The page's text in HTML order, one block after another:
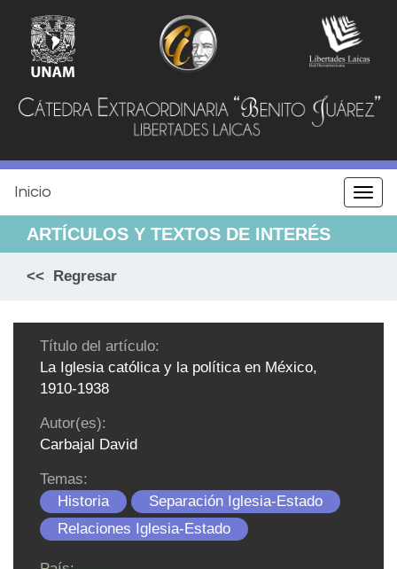
navigation
Inicio
ARTÍCULOS Y TEXTOS DE INTERÉS
<< Regresar
Título del artículo:
La Iglesia católica y la política en México,
1910-1938
Autor(es):
Carbajal David
Temas:
Historia
Separación Iglesia-Estado
Relaciones Iglesia-Estado